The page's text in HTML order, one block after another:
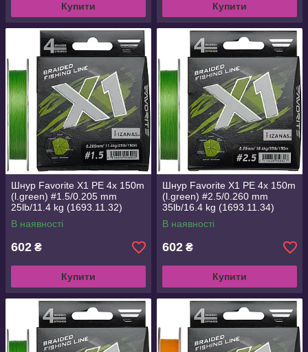
Купити Купити
Шнур Favorite X1 PE 4x 150m
(l.green) #1.5/0.205 mm
25lb/11.4 kg (1693.11.32)
В наявності
602 ₴
Купити
Шнур Favorite X1 PE 4x 150m
(l.green) #2.5/0.260 mm
35lb/16.4 kg (1693.11.34)
В наявності
602 ₴
Купити